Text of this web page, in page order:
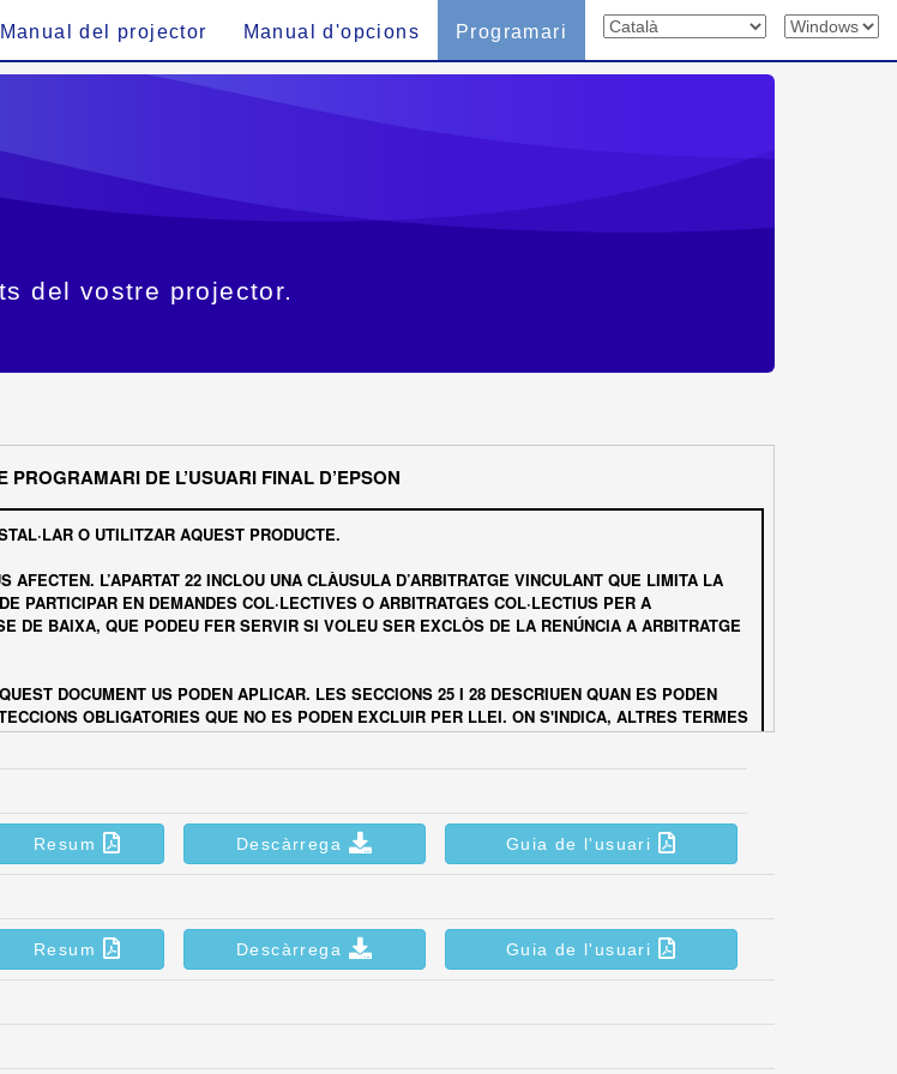
Manual del projector Manual d'opcions Programari
del vostre projector.
Resum Descàrrega Guia de l'usuari
Resum Descàrrega Guia de l'usuari